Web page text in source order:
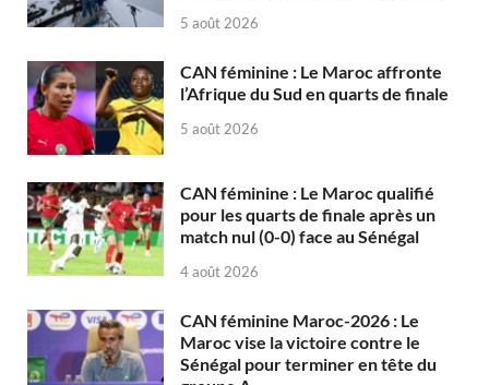
5 août 2026
CAN féminine : Le Maroc affronte
l’Afrique du Sud en quarts de finale
5 août 2026
CAN féminine : Le Maroc qualifié
pour les quarts de finale après un
match nul (0-0) face au Sénégal
4 août 2026
CAN féminine Maroc-2026 : Le
Maroc vise la victoire contre le
Sénégal pour terminer en tête du